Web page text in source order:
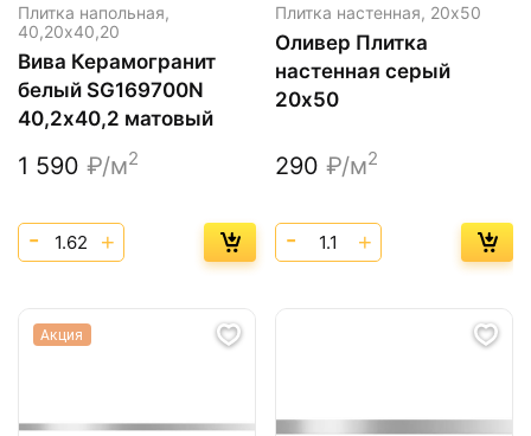
Плитка напольная,
40,20х40,20
Вива Керамогранит
белый SG169700N
40,2х40,2 матовый
1 590 ₽/м2
Плитка настенная, 20х50
Оливер Плитка
настенная серый
20х50
290 ₽/м2
Акция